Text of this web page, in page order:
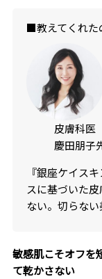
■教えてくれた
皮膚科医
慶田朋子
『銀座ケイス
スに基づいた
ない。切らない
敏感肌こそオフを
て乾かさない